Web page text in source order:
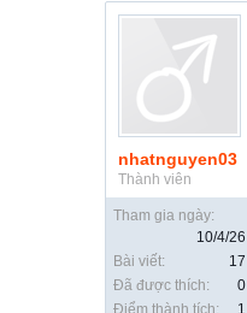
nhatnguyen03
Thành viên
Tham gia ngày:
10/4/26
Bài viết:
17
Đã được thích:
0
Điểm thành tích:
1